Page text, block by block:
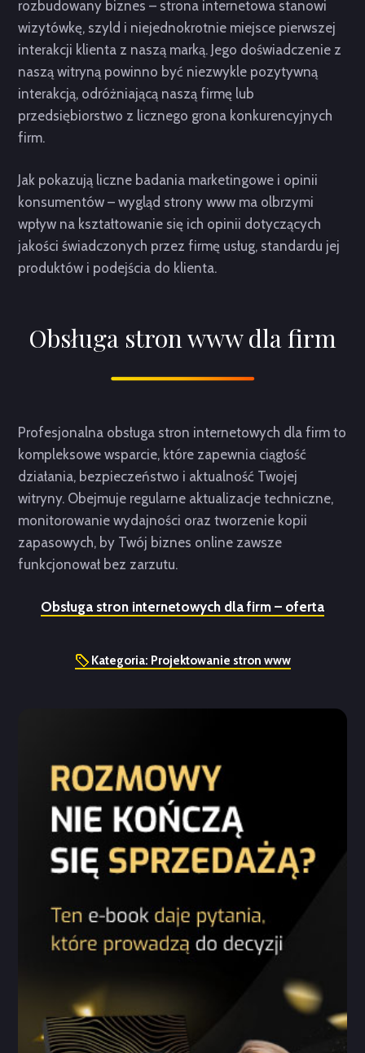
rozbudowany biznes – strona internetowa stanowi
wizytówkę, szyld i niejednokrotnie miejsce pierwszej
interakcji klienta z naszą marką. Jego doświadczenie z
naszą witryną powinno być niezwykle pozytywną
interakcją, odróżniającą naszą firmę lub
przedsiębiorstwo z licznego grona konkurencyjnych
firm.
Jak pokazują liczne badania marketingowe i opinii
konsumentów – wygląd strony www ma olbrzymi
wpływ na kształtowanie się ich opinii dotyczących
jakości świadczonych przez firmę usług, standardu jej
produktów i podejścia do klienta.
Obsługa stron www dla firm
Profesjonalna obsługa stron internetowych dla firm to
kompleksowe wsparcie, które zapewnia ciągłość
działania, bezpieczeństwo i aktualność Twojej
witryny. Obejmuje regularne aktualizacje techniczne,
monitorowanie wydajności oraz tworzenie kopii
zapasowych, by Twój biznes online zawsze
funkcjonował bez zarzutu.
Obsługa stron internetowych dla firm – oferta
Kategoria: Projektowanie stron www